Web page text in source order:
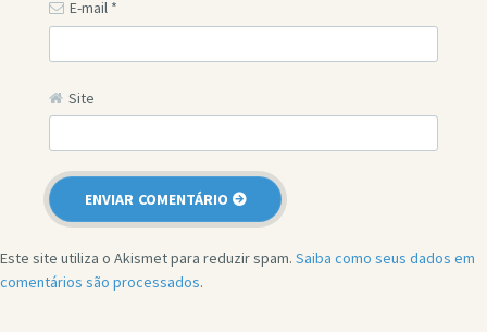
E-mail *
Site
Este site utiliza o Akismet para reduzir spam. Saiba como seus dados em
comentários são processados.